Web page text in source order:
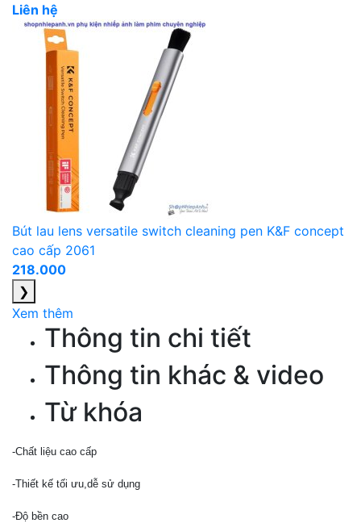
Liên hệ
Bút lau lens versatile switch cleaning pen K&F concept
cao cấp 2061
218.000
❯
Xem thêm
Thông tin chi tiết
Thông tin khác & video
Từ khóa
-Chất liệu cao cấp
-Thiết kế tối ưu,dễ sử dụng
-Độ bền cao